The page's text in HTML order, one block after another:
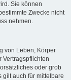
Sie können
Zwecke nicht
nehmen.
von Leben, Körper
Vertragspflichten
oder grob
gilt auch für mittelbare